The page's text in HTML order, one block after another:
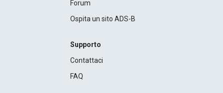
Forum
Ospita un sito ADS-B
Supporto
Contattaci
FAQ